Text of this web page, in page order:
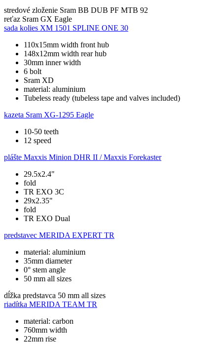
stredové zloženie Sram BB DUB PF MTB 92
reťaz Sram GX Eagle
sada kolies XM 1501 SPLINE ONE 30
110x15mm width front hub
148x12mm width rear hub
30mm inner width
6 bolt
Sram XD
material: aluminium
Tubeless ready (tubeless tape and valves included)
kazeta Sram XG-1295 Eagle
10-50 teeth
12 speed
plášte Maxxis Minion DHR II / Maxxis Forekaster
29.5x2.4"
fold
TR EXO 3C
29x2.35"
fold
TR EXO Dual
predstavec MERIDA EXPERT TR
material: aluminium
35mm diameter
0° stem angle
50 mm all sizes
dĺžka predstavca 50 mm all sizes
riadítka MERIDA TEAM TR
material: carbon
760mm width
22mm rise